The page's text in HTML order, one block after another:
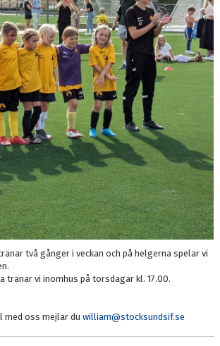
två gånger i veckan och på helgerna spelar vi
tränar vi inomhus på torsdagar kl. 17.00.
med oss mejlar du william@stocksundsif.se